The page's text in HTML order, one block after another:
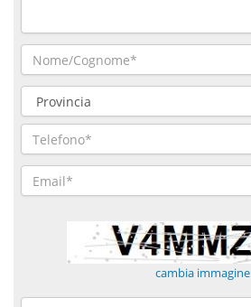
cambia immagine